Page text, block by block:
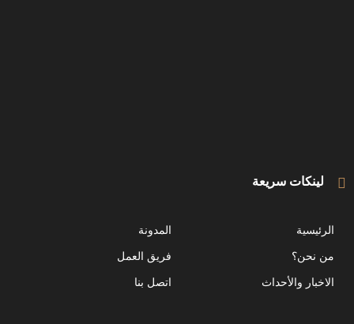
لينكات سريعة
الرئيسية
من نحن؟
الاخبار والأحداث
المدونة
فريق العمل
اتصل بنا